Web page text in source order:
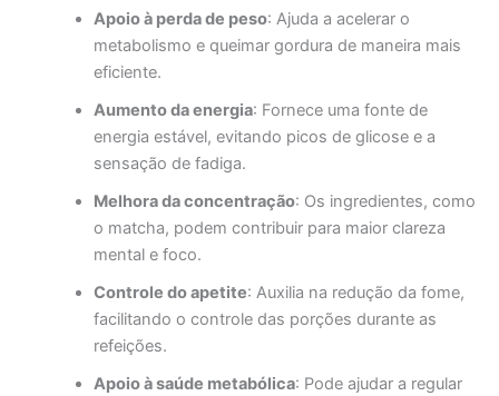
Apoio à perda de peso: Ajuda a acelerar o
metabolismo e queimar gordura de maneira mais
eficiente.
Aumento da energia: Fornece uma fonte de
energia estável, evitando picos de glicose e a
sensação de fadiga.
Melhora da concentração: Os ingredientes, como
o matcha, podem contribuir para maior clareza
mental e foco.
Controle do apetite: Auxilia na redução da fome,
facilitando o controle das porções durante as
refeições.
Apoio à saúde metabólica: Pode ajudar a regular